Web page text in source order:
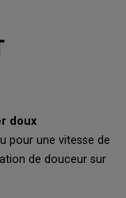
doux
pour une vitesse de
de douceur sur